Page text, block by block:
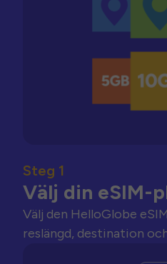
Steg 1
Välj din eSIM-
Välj den HelloGlobe
reslängd, destination